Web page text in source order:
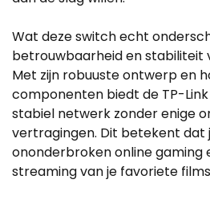
Wat deze switch echt
betrouwbaarheid en stabiliteit
Met zijn robuuste ontwerp en
componenten biedt de TP-Link
stabiel netwerk zonder enige
vertragingen. Dit betekent dat
ononderbroken online gaming
streaming van je favoriete